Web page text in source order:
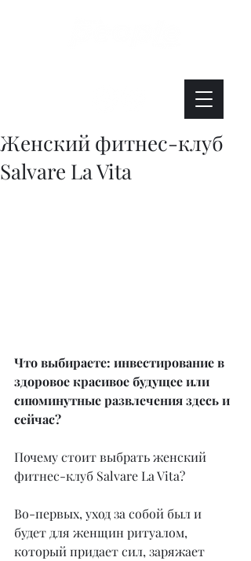
Женский фитнес-клуб
Salvare La Vita
Что выбираете: инвестирование в
здоровое красивое будущее или
сиюминутные развлечения здесь и
сейчас?
Почему стоит выбрать женский
фитнес-клуб Salvare La Vita?
Во-первых, уход за собой был и
будет для женщин ритуалом,
который придает сил, заряжает